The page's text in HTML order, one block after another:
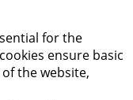
for the
ensure basic
the website,